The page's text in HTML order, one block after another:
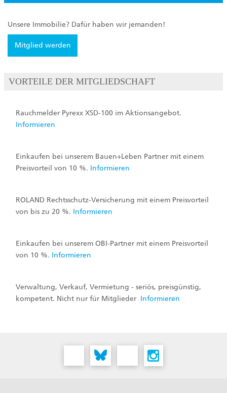
Unsere Immobilie? Dafür haben wir jemanden!
Mitglied werden
VORTEILE DER MITGLIEDSCHAFT
Rauchmelder Pyrexx XSD-100 im Aktionsangebot.
Informieren
Einkaufen bei unserem Bauen+Leben Partner mit einem
Preisvorteil von 10 %. Informieren
ROLAND Rechtsschutz-Versicherung mit einem Preisvorteil
von bis zu 20 %. Informieren
Einkaufen bei unserem OBI-Partner mit einem Preisvorteil
von 10 %. Informieren
Verwaltung, Verkauf, Vermietung - seriös, preisgünstig,
kompetent. Nicht nur für Mitglieder Informieren